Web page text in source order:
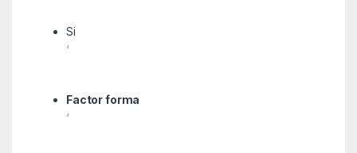
Si
‘
Factor forma
‘